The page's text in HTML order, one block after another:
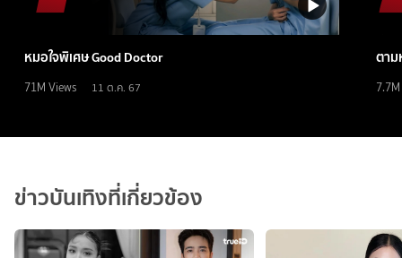
หมอใจพิเศษ Good Doctor
71M Views 11 ต.ค. 67
ตาม
7.7M
ข่าวบันเทิงที่เกี่ยวข้อง